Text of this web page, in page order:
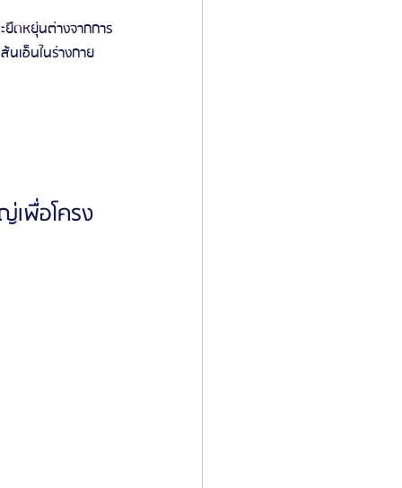
ยืดหยุ่นต่างจากการ
นเอ็นในร่างกาย
เพื่อโครง